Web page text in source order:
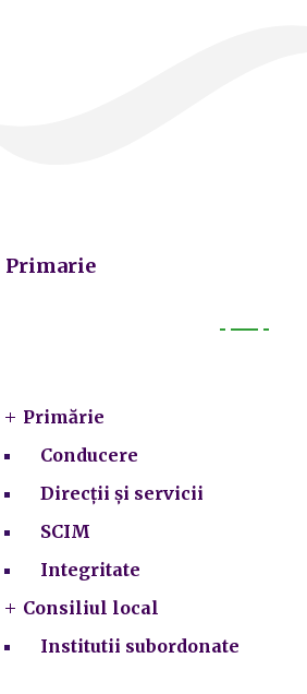
Primarie
Primărie
Conducere
Direcții și servicii
SCIM
Integritate
Consiliul local
Institutii subordonate